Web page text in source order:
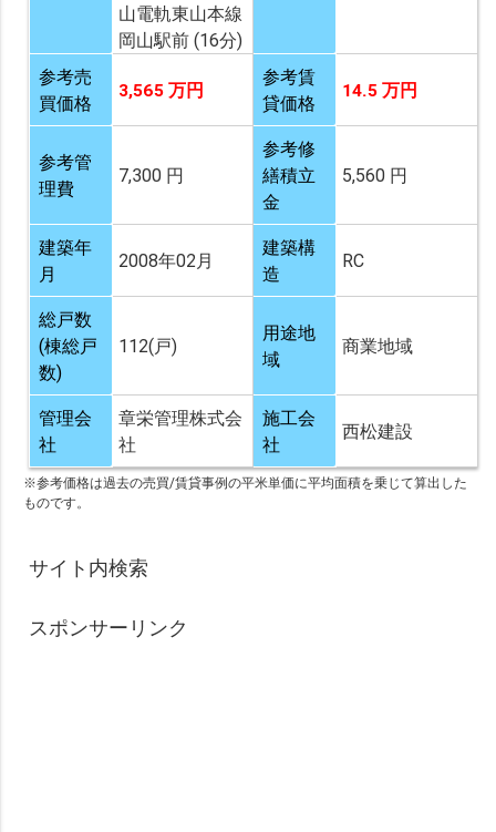
山電軌東山本線
岡山駅前 (16分)
参考売
買価格
3,565 万円
参考賃
貸価格
14.5 万円
参考管
理費
7,300 円
参考修
繕積立
金
5,560 円
建築年
月
2008年02月
建築構
造
RC
総戸数
(棟総戸
数)
112(戸)
用途地
域
商業地域
管理会
社
章栄管理株式会
社
施工会
社
西松建設
※参考価格は過去の売買/賃貸事例の平米単価に平均面積を乗じて算出した
ものです。
サイト内検索
スポンサーリンク